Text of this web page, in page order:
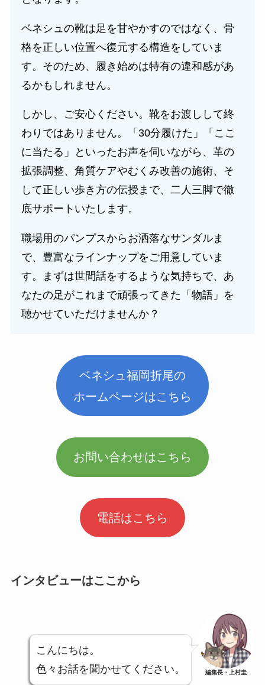
ベネシュの靴は足を甘やかすのではなく、骨
格を正しい位置へ復元する構造をしていま
す。そのため、履き始めは特有の違和感があ
るかもしれません。
しかし、ご安心ください。靴をお渡しして終
わりではありません。「30分履けた」「ここ
に当たる」といったお声を伺いながら、革の
拡張調整、角質ケアやむくみ改善の施術、そ
して正しい歩き方の伝授まで、二人三脚で徹
底サポートいたします。
職場用のパンプスからお洒落なサンダルま
で、豊富なラインナップをご用意していま
す。まずは世間話をするような気持ちで、あ
なたの足がこれまで頑張ってきた「物語」を
聴かせていただけませんか？
ベネシュ福岡折尾の
ホームページはこちら
お問い合わせはこちら
電話はこちら
インタビューはここから
こんにちは。
色々お話を聞かせてください。
編集長・上村圭